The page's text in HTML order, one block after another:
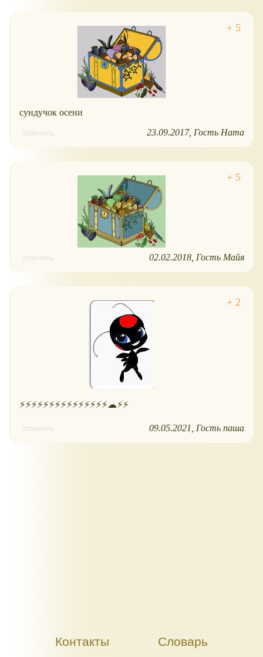
сундучок осени
ответить 23.09.2017 Гость Ната
ответить 02.02.2018 Гость Майя
⚡⚡⚡⚡⚡⚡⚡⚡⚡⚡⚡⚡⚡⚡⚡☁⚡⚡
ответить 09.05.2021 Гость паша
Контакты Словарь